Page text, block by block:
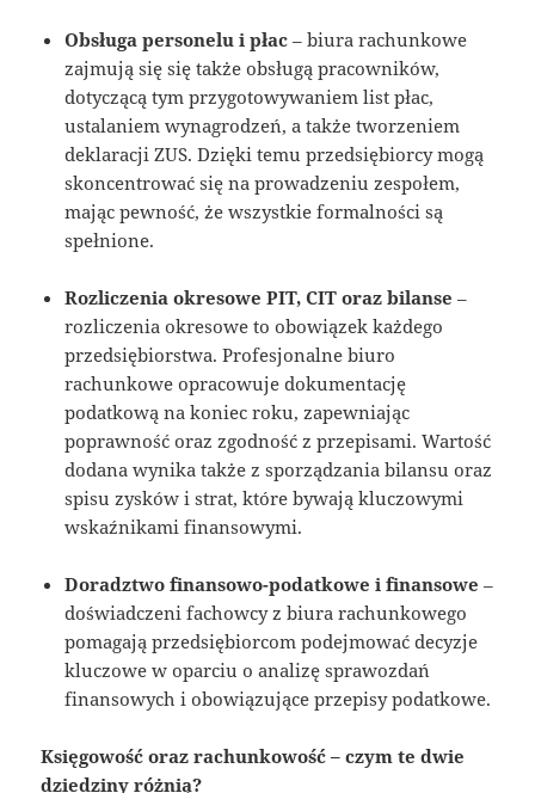
Obsługa personelu i płac – biura rachunkowe
zajmują się się także obsługą pracowników,
dotyczącą tym przygotowywaniem list płac,
ustalaniem wynagrodzeń, a także tworzeniem
deklaracji ZUS. Dzięki temu przedsiębiorcy mogą
skoncentrować się na prowadzeniu zespołem,
mając pewność, że wszystkie formalności są
spełnione.
Rozliczenia okresowe PIT, CIT oraz bilanse –
rozliczenia okresowe to obowiązek każdego
przedsiębiorstwa. Profesjonalne biuro
rachunkowe opracowuje dokumentację
podatkową na koniec roku, zapewniając
poprawność oraz zgodność z przepisami. Wartość
dodana wynika także z sporządzania bilansu oraz
spisu zysków i strat, które bywają kluczowymi
wskaźnikami finansowymi.
Doradztwo finansowo-podatkowe i finansowe –
doświadczeni fachowcy z biura rachunkowego
pomagają przedsiębiorcom podejmować decyzje
kluczowe w oparciu o analizę sprawozdań
finansowych i obowiązujące przepisy podatkowe.
Księgowość oraz rachunkowość – czym te dwie
dziedziny różnią?